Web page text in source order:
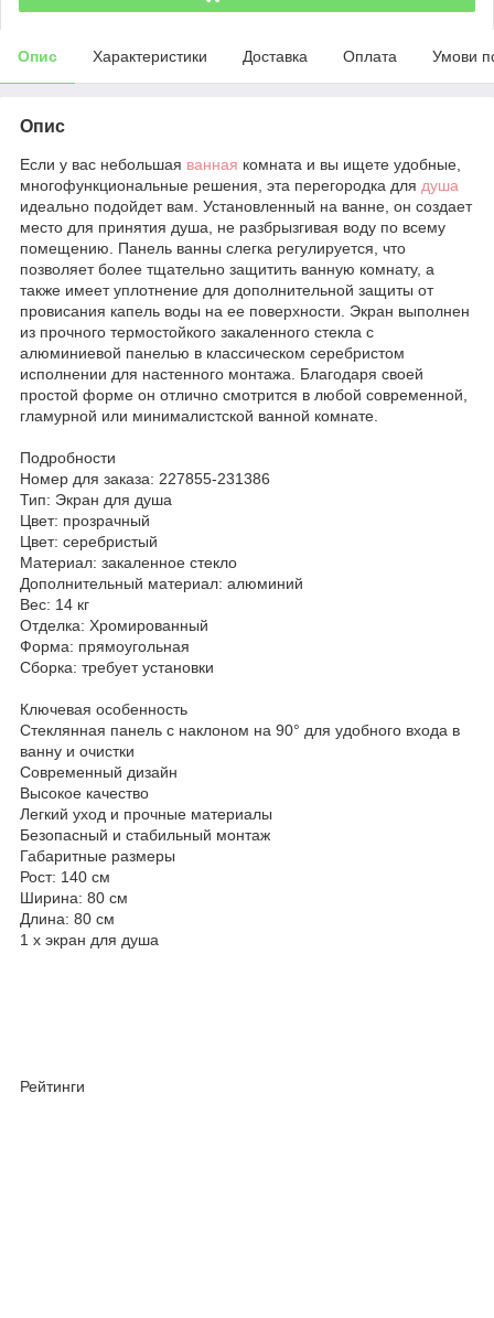
Опис Характеристики Доставка Оплата Умови
Опис
Если у вас небольшая ванная комната и вы ищете удобные,
многофункциональные решения, эта перегородка для душа
идеально подойдет вам. Установленный на ванне, он создает
место для принятия душа, не разбрызгивая воду по всему
помещению. Панель ванны слегка регулируется, что
позволяет более тщательно защитить ванную комнату, а
также имеет уплотнение для дополнительной защиты от
провисания капель воды на ее поверхности. Экран выполнен
из прочного термостойкого закаленного стекла с
алюминиевой панелью в классическом серебристом
исполнении для настенного монтажа. Благодаря своей
простой форме он отлично смотрится в любой современной,
гламурной или минималистской ванной комнате.
Подробности
Номер для заказа: 227855-231386
Тип: Экран для душа
Цвет: прозрачный
Цвет: серебристый
Материал: закаленное стекло
Дополнительный материал: алюминий
Вес: 14 кг
Отделка: Хромированный
Форма: прямоугольная
Сборка: требует установки
Ключевая особенность
Стеклянная панель с наклоном на 90° для удобного входа в
ванну и очистки
Современный дизайн
Высокое качество
Легкий уход и прочные материалы
Безопасный и стабильный монтаж
Габаритные размеры
Рост: 140 см
Ширина: 80 см
Длина: 80 см
1 х экран для душа
Рейтинги